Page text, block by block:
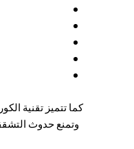
كما تتميز تقنية
وتمنع حدوث